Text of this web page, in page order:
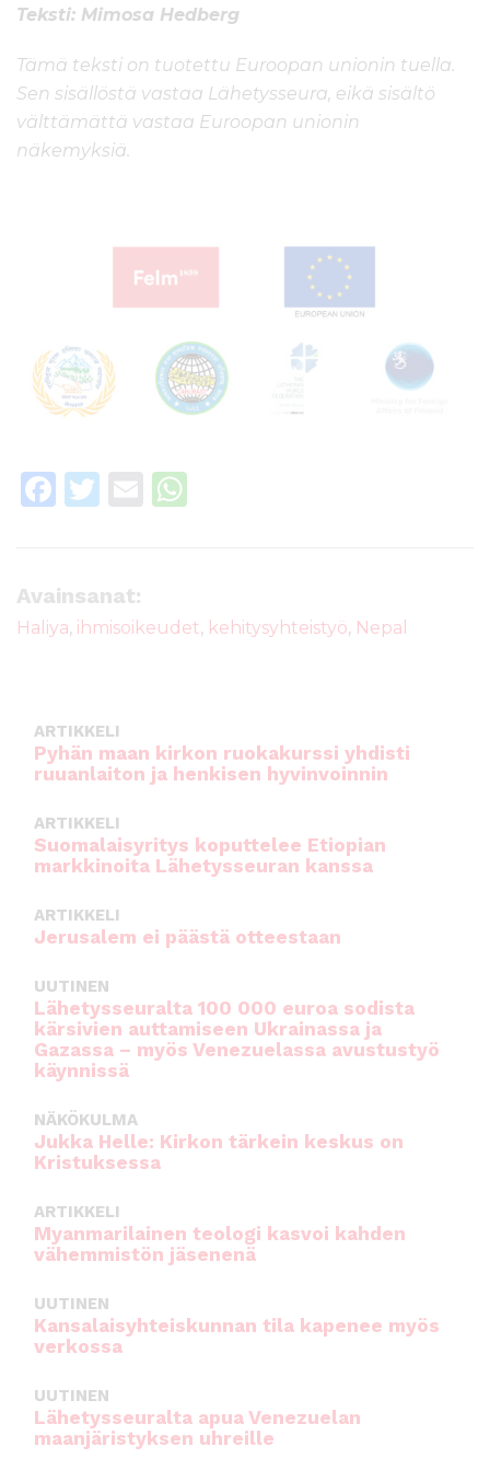
Teksti: Mimosa Hedberg
Tämä teksti on tuotettu Euroopan unionin tuella.
Sen sisällöstä vastaa Lähetysseura, eikä sisältö
välttämättä vastaa Euroopan unionin
näkemyksiä.
F
e
b
k
T
te
r
E
A
Avainsanat:
Haliya, ihmisoikeudet, kehitysyhteistyö, Nepal
ARTIKKELI
Pyhän maan kirkon ruokakurssi yhdisti
ruuanlaiton ja henkisen hyvinvoinnin
ARTIKKELI
Suomalaisyritys koputtelee Etiopian
markkinoita Lähetysseuran kanssa
ARTIKKELI
Jerusalem ei päästä otteestaan
UUTINEN
Lähetysseuralta 100 000 euroa sodista
kärsivien auttamiseen Ukrainassa ja
Gazassa – myös Venezuelassa avustustyö
käynnissä
NÄKÖKULMA
Jukka Helle: Kirkon tärkein keskus on
Kristuksessa
ARTIKKELI
Myanmarilainen teologi kasvoi kahden
vähemmistön jäsenenä
UUTINEN
Kansalaisyhteiskunnan tila kapenee myös
verkossa
UUTINEN
Lähetysseuralta apua Venezuelan
maanjäristyksen uhreille